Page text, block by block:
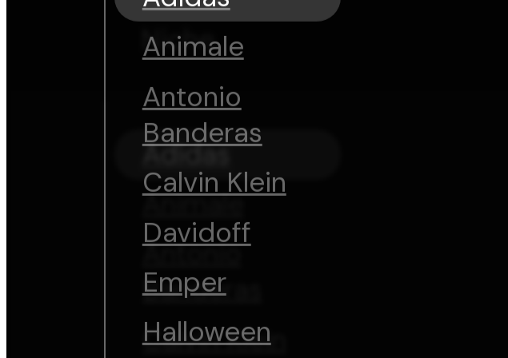
Niche
Adidas
Animale
Antonio
Banderas
Calvin Klein
Animale
Antonio
Banderas
Calvin Klein
Davidoff
Emper
Halloween